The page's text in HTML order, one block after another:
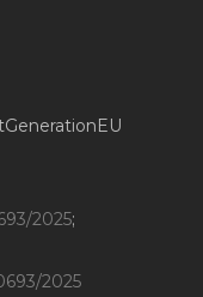
2025;
2025